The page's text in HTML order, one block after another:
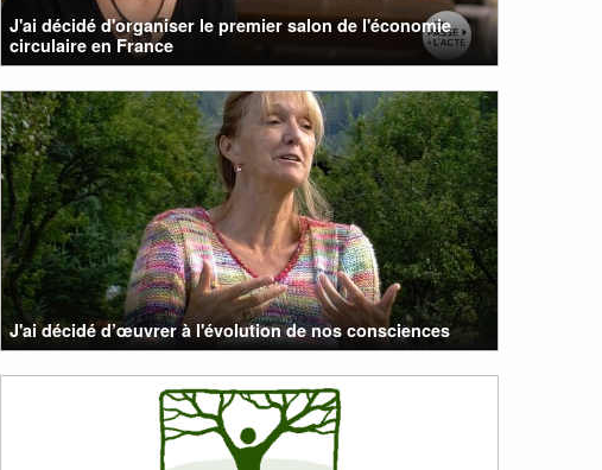
J'ai décidé d'organiser le premier salon de l'économie
circulaire en France
J'ai décidé d’œuvrer à l'évolution de nos consciences